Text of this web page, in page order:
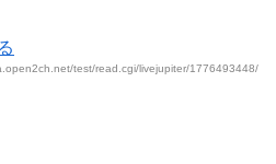
test/read.cgi/livejupiter/1776493448/